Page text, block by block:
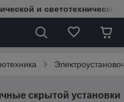
и
скрытой установки